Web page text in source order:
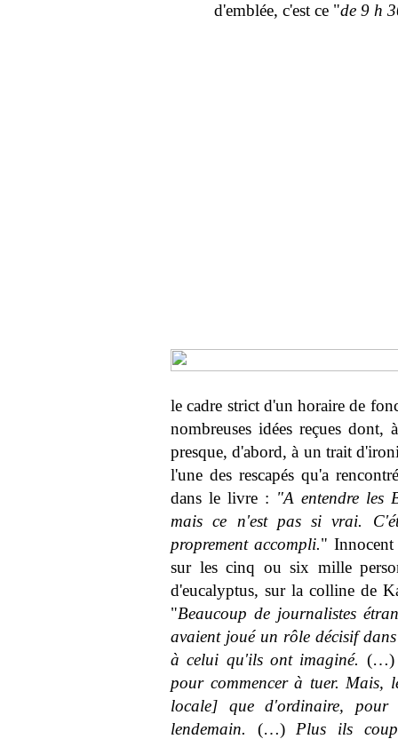
d'emblée, c'est ce "de 9 h
le cadre strict d'un horaire de
nombreuses idées reçues
presque, d'abord, à un trait
l'une des rescapés qu'a
dans le livre : "A entendre les
mais ce n'est pas si vrai.
proprement accompli."
sur les cinq ou six mille
d'eucalyptus, sur la colline de
"Beaucoup de journalistes
avaient joué un rôle décisif
à celui qu'ils ont imaginé.
pour commencer à tuer. Mais,
locale] que d'ordinaire, pour
lendemain. (…) Plus ils